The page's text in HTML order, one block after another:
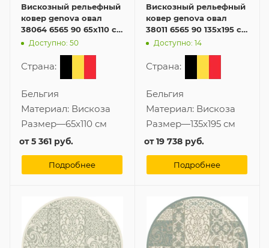
Вискозный рельефный
ковер genova овал
38064 6565 90 65x110 см
из Бельгии
Доступно: 50
Страна:
Бельгия
Материал: Вискоза
Размер—65x110 см
от5 361 руб.
Подробнее
Вискозный рельефный
ковер genova овал
38011 6565 90 135x195 см
из Бельгии
Доступно: 14
Страна:
Бельгия
Материал: Вискоза
Размер—135x195 см
от19 738 руб.
Подробнее